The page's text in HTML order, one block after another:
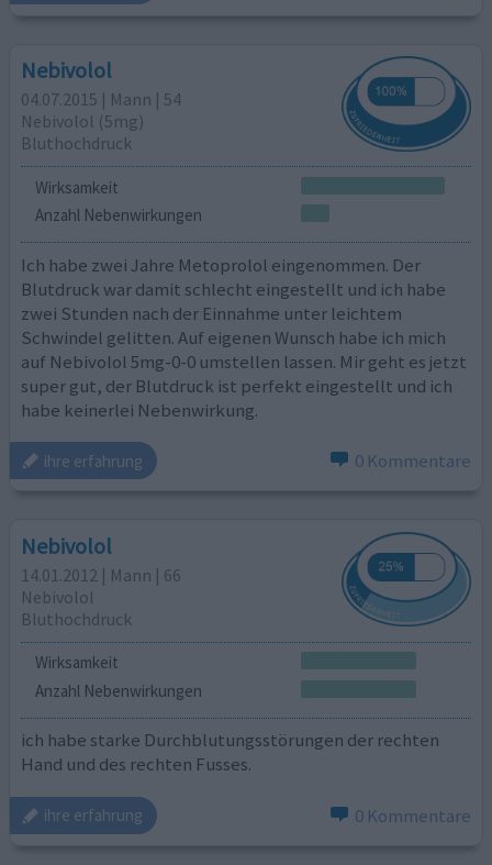
Nebivolol
04.07.2015 | Mann | 54
Nebivolol (5mg)
Bluthochdruck
Wirksamkeit
Anzahl Nebenwirkungen
Ich habe zwei Jahre Metoprolol eingenommen. Der
Blutdruck war damit schlecht eingestellt und ich habe
zwei Stunden nach der Einnahme unter leichtem
Schwindel gelitten. Auf eigenen Wunsch habe ich mich
auf Nebivolol 5mg-0-0 umstellen lassen. Mir geht es jetzt
super gut, der Blutdruck ist perfekt eingestellt und ich
habe keinerlei Nebenwirkung.
ihre erfahrung 0 Kommentare
Nebivolol
14.01.2012 | Mann | 66
Nebivolol
Bluthochdruck
Wirksamkeit
Anzahl Nebenwirkungen
ich habe starke Durchblutungsstörungen der rechten
Hand und des rechten Fusses.
ihre erfahrung 0 Kommentare